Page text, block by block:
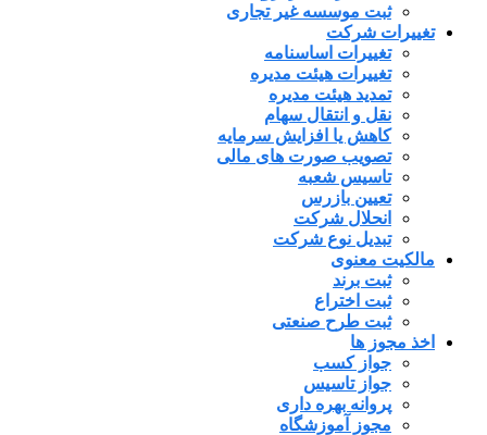
ثبت موسسه غیر تجاری
تغییرات شرکت
تغییرات اساسنامه
تغییرات هیئت مدیره
تمدید هیئت مدیره
نقل و انتقال سهام
کاهش یا افزایش سرمایه
تصویب صورت های مالی
تاسیس شعبه
تعیین بازرس
انحلال شرکت
تبدیل نوع شرکت
مالکیت معنوی
ثبت برند
ثبت اختراع
ثبت طرح صنعتی
اخذ مجوز ها
جواز کسب
جواز تاسیس
پروانه بهره داری
مجوز آموزشگاه